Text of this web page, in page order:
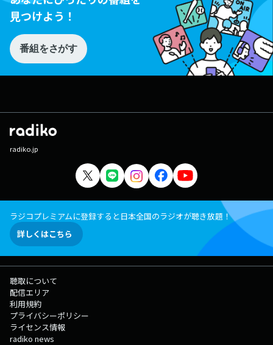
見つけよう！
番組をさがす
radiko.jp
ラジコプレミアムに登録すると日本全国のラジオが聴き放題！
詳しくはこちら
聴取について
配信エリア
利用規約
プライバシーポリシー
ライセンス情報
radiko news